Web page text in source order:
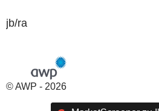
jb/ra
© AWP - 2026